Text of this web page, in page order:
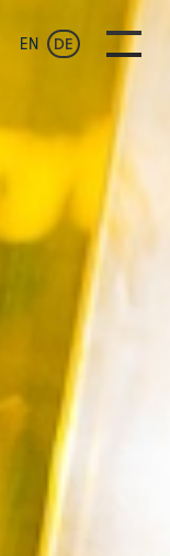
EN DE